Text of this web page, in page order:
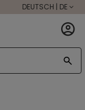
DEUTSCH | DE